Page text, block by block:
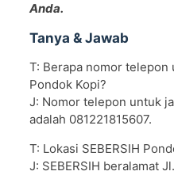
Anda.
Tanya & Jawab
T: Berapa nomor telepon
Pondok Kopi?
J: Nomor telepon untuk
adalah 081221815607.
T: Lokasi SEBERSIH
J: SEBERSIH beralamat